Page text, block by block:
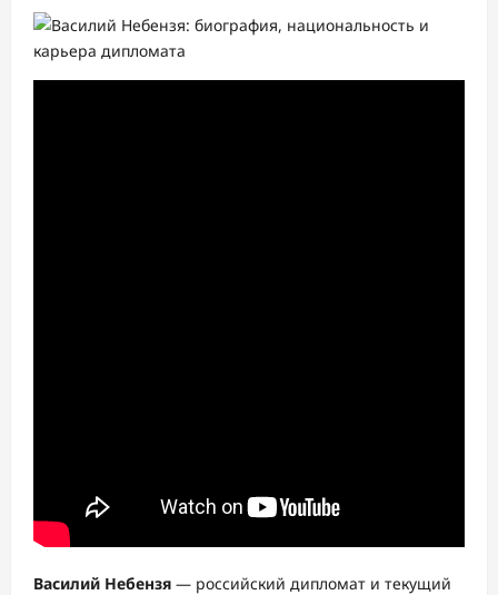
Василий Небензя — российский дипломат и текущий